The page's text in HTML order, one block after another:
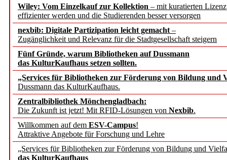
Wiley: Vom Einzelkauf zur Kollektion – mit kuratierten
effizienter werden und die Studierenden besser versorgen
nexbib: Digitale Partizipation leicht gemacht –
Zugänglichkeit und Relevanz für die Stadtgesellschaft steigern
Fünf Gründe, warum Bibliotheken auf Dussmann
das KulturKaufhaus setzen sollten.
„Services für Bibliotheken zur Förderung von Bildung und
Dussmann das KulturKaufhaus.
Zentralbibliothek Mönchengladbach:
Die Zukunft ist jetzt! Mit RFID-Lösungen von Nexbib.
Willkommen auf dem ESV-Campus!
Attraktive Angebote für Forschung und Lehre
„Services für Bibliotheken zur Förderung von Bildung und
das KulturKaufhaus
Voraussetzungen
Erfolgreiches erstes
Segment Research –
angepasst
konstruktiv!